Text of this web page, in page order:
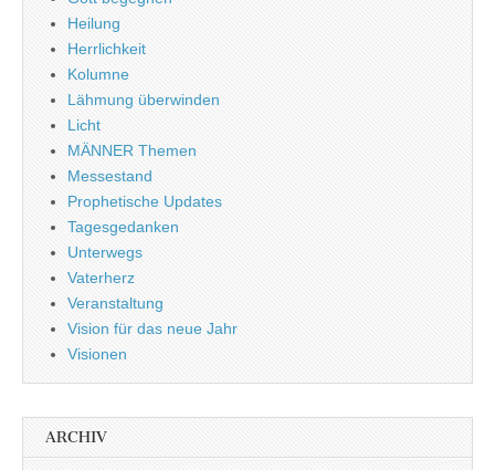
Heilung
Herrlichkeit
Kolumne
Lähmung überwinden
Licht
MÄNNER Themen
Messestand
Prophetische Updates
Tagesgedanken
Unterwegs
Vaterherz
Veranstaltung
Vision für das neue Jahr
Visionen
ARCHIV